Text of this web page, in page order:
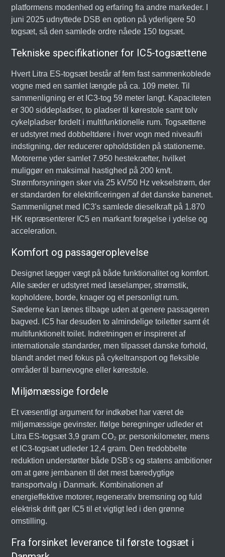
platformens modenhed og erfaring fra andre markeder. I
juni 2025 udnyttede DSB en option på yderligere 50
togsæt, så den samlede ordre nåede 150 togsæt.
Tekniske specifikationer for IC5-togsættene
Hvert Litra ES-togsæt består af fem fast sammenkoblede
vogne med en samlet længde på ca. 109 meter. Til
sammenligning er et IC3-tog 59 meter langt. Kapaciteten
er 300 siddepladser, to pladser til kørestole samt tolv
cykelpladser fordelt i multifunktionelle rum. Togsættene
er udstyret med dobbeltdøre i hver vogn med niveaufri
indstigning, der reducerer opholdstiden på stationerne.
Motorerne yder samlet 7.950 hestekræfter, hvilket
muliggør en maksimal hastighed på 200 km/t.
Strømforsyningen sker via 25 kV/50 Hz vekselstrøm, der
er standarden for elektrificeringen af det danske banenet.
Sammenlignet med IC3's samlede dieselkraft på 1.870
HK repræsenterer IC5 en markant forøgelse i ydelse og
acceleration.
Komfort og passageroplevelse
Designet lægger vægt på både funktionalitet og komfort.
Alle sæder er udstyret med læselamper, strømstik,
kopholdere, borde, knager og et personligt rum.
Sæderne kan lænes tilbage uden at genere passageren
bagved. IC5 har desuden to almindelige toiletter samt ét
multifunktionelt toilet. Indretningen er inspireret af
internationale standarder, men tilpasset danske forhold,
blandt andet med fokus på cykeltransport og fleksible
områder til barnevogne eller kørestole.
Miljømæssige fordele
Et væsentligt argument for indkøbet har været de
miljømæssige gevinster. Ifølge beregninger udleder et
Litra ES-togsæt 3,9 gram CO₂ pr. personkilometer, mens
et IC3-togsæt udleder 12,4 gram. Den tredobbelte
reduktion understøtter både DSB's og statens ambitioner
om at gøre jernbanen til det mest bæredygtige
transportvalg i Danmark. Kombinationen af
energieffektive motorer, regenerativ bremsning og fuld
elektrisk drift gør IC5 til et vigtigt led i den grønne
omstilling.
Fra forsinket leverance til første togsæt i